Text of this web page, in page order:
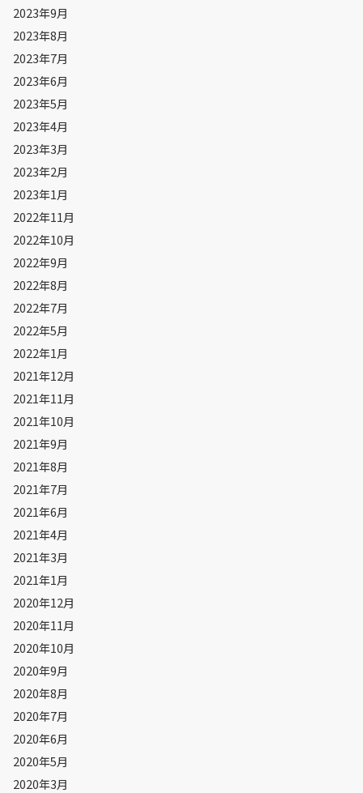
2023年9月
2023年8月
2023年7月
2023年6月
2023年5月
2023年4月
2023年3月
2023年2月
2023年1月
2022年11月
2022年10月
2022年9月
2022年8月
2022年7月
2022年5月
2022年1月
2021年12月
2021年11月
2021年10月
2021年9月
2021年8月
2021年7月
2021年6月
2021年4月
2021年3月
2021年1月
2020年12月
2020年11月
2020年10月
2020年9月
2020年8月
2020年7月
2020年6月
2020年5月
2020年3月